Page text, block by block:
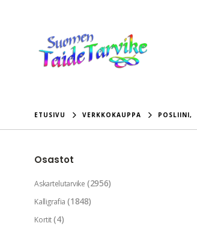
ETUSIVU VERKKOKAUPPA POSLIINI,
Osastot
Askartelutarvike (2956)
Kalligrafia (1848)
Kortit (4)